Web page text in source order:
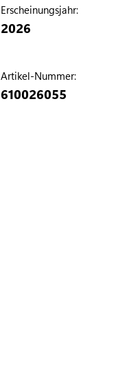
Erscheinungsjahr:
2026
Artikel-Nummer:
610026055